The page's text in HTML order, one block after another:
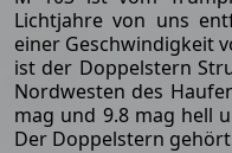
Lichtjahre von uns
einer Geschwindigkeit
ist der Doppelstern
Nordwesten des
mag und 9.8 mag hell
Der Doppelstern